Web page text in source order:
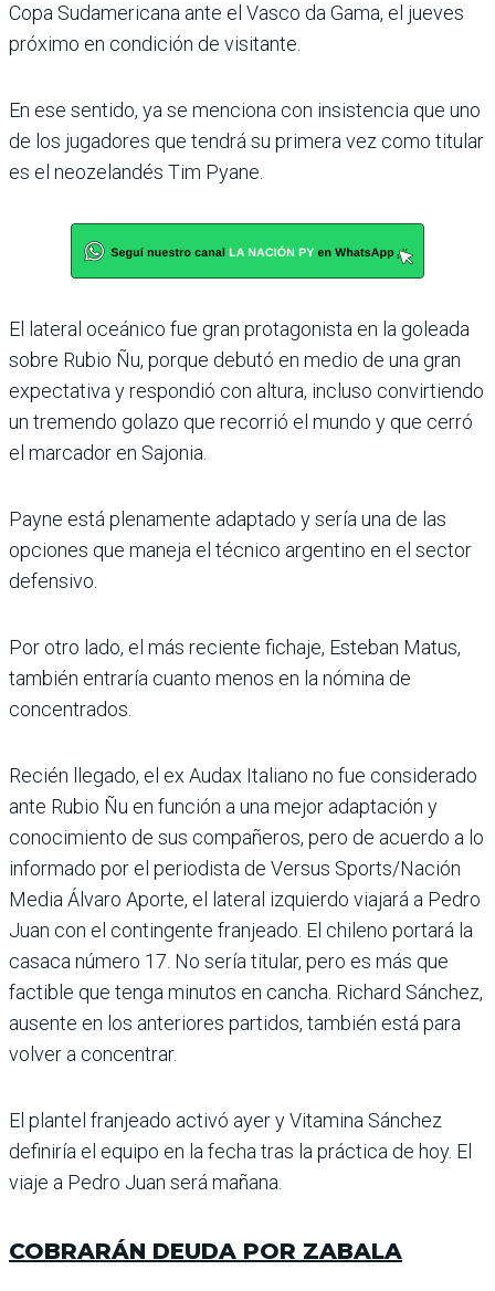
Copa Sudamericana ante el Vasco da Gama, el jueves
próximo en condición de visitante.
En ese sentido, ya se men­ciona con insistencia que uno
de los jugadores que tendrá su primera vez como titular
es el neoze­landés Tim Pyane.
El lateral oceánico fue gran protagonista en la goleada
sobre Rubio Ñu, porque debutó en medio de una gran
expectativa y respondió con altura, incluso convirtiendo
un tremendo golazo que reco­rrió el mundo y que cerró
el marcador en Sajonia.
Payne está plenamente adaptado y sería una de las
opciones que maneja el técnico argentino en el sector
defensivo.
Por otro lado, el más reciente fichaje, Esteban Matus,
también entra­ría cuanto menos en la nómina de
concentrados.
Recién llegado, el ex Audax Italiano no fue con­siderado
ante Rubio Ñu en función a una mejor adap­tación y
conocimiento de sus compañeros, pero de acuerdo a lo
informado por el periodista de Ver­sus Sports/Nación
Media Álvaro Aporte, el lateral izquierdo viajará a Pedro
Juan con el contingente franjeado. El chileno por­tará la
casaca número 17. No sería titular, pero es más que
factible que tenga minutos en cancha. Richard Sánchez,
ausente en los anteriores partidos, también está para
volver a concentrar.
El plantel franjeado activó ayer y Vitamina Sánchez
definiría el equipo en la fecha tras la práctica de hoy. El
viaje a Pedro Juan será mañana.
COBRARÁN DEUDA POR ZABALA